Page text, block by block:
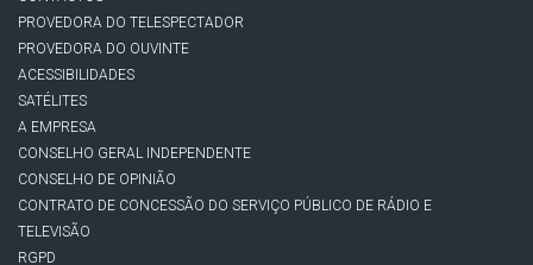
PROVEDORA DO TELESPECTADOR
PROVEDORA DO OUVINTE
ACESSIBILIDADES
SATÉLITES
A EMPRESA
CONSELHO GERAL INDEPENDENTE
CONSELHO DE OPINIÃO
CONTRATO DE CONCESSÃO DO SERVIÇO PÚBLICO DE RÁDIO E
TELEVISÃO
RGPD